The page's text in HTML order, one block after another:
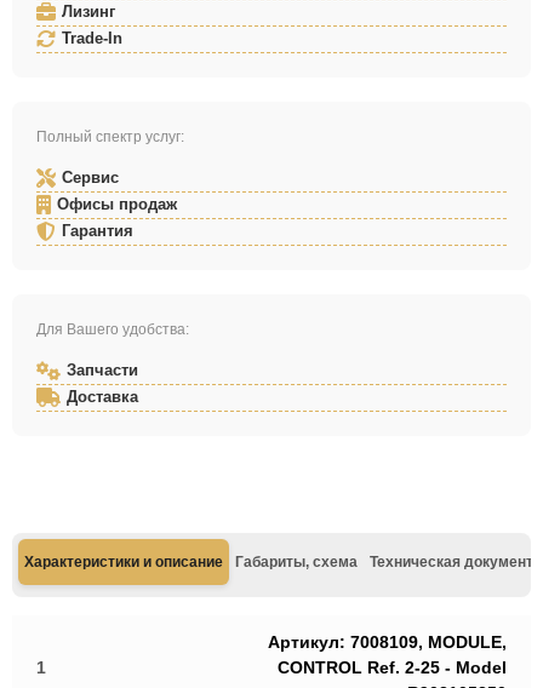
Лизинг
Trade-In
Полный спектр услуг:
Сервис
Офисы продаж
Гарантия
Для Вашего удобства:
Запчасти
Доставка
Характеристики и описание Габариты, схема Техническая
1
Артикул: 7008109, MODULE,
CONTROL Ref. 2-25 - Model